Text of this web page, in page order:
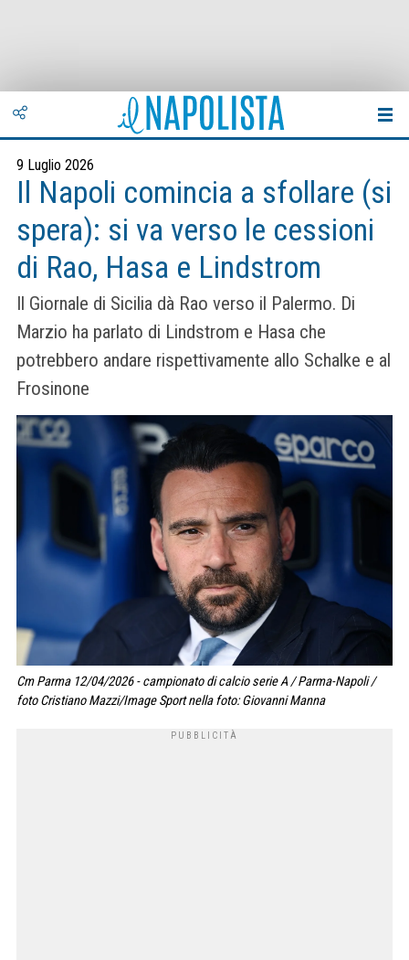
9 Luglio 2026
Il Napoli comincia a sfollare (si
spera): si va verso le cessioni
di Rao, Hasa e Lindstrom
Il Giornale di Sicilia dà Rao verso il Palermo. Di
Marzio ha parlato di Lindstrom e Hasa che
potrebbero andare rispettivamente allo Schalke e al
Frosinone
Cm Parma 12/04/2026 - campionato di calcio serie A / Parma-Napoli /
foto Cristiano Mazzi/Image Sport nella foto: Giovanni Manna